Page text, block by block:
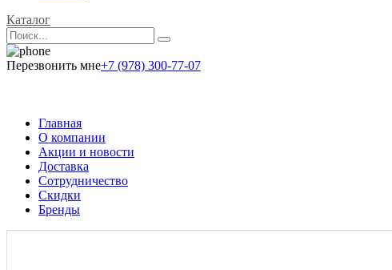
Каталог
Перезвонить мне+7 (978) 300-77-07
Главная
О компании
Акции и новости
Доставка
Сотрудничество
Скидки
Бренды